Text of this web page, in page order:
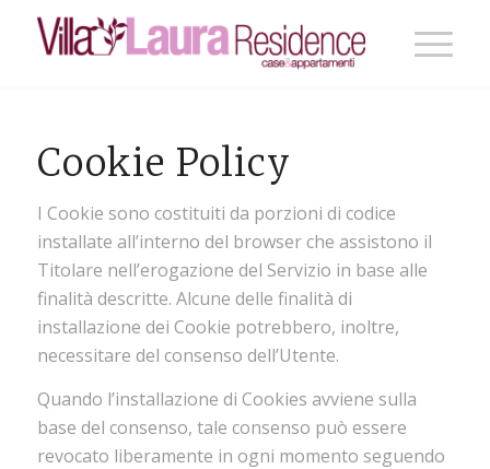
Cookie Policy
I Cookie sono costituiti da porzioni di codice
installate all’interno del browser che assistono il
Titolare nell’erogazione del Servizio in base alle
finalità descritte. Alcune delle finalità di
installazione dei Cookie potrebbero, inoltre,
necessitare del consenso dell’Utente.
Quando l’installazione di Cookies avviene sulla
base del consenso, tale consenso può essere
revocato liberamente in ogni momento seguendo